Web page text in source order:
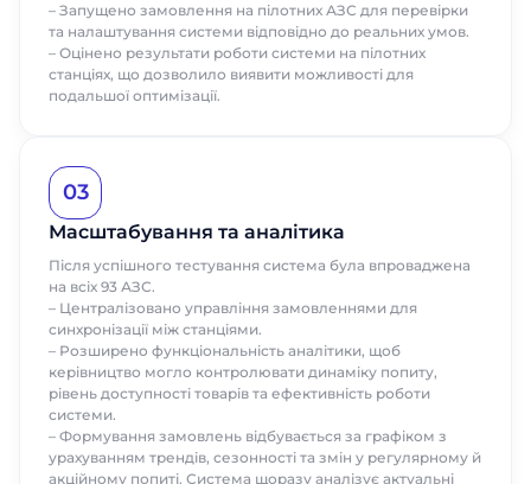
Відправити
– Запущено замовлення на пілотних АЗС для перевірки
та налаштування системи відповідно до реальних умов.
– Оцінено результати роботи системи на пілотних
станціях, що дозволило виявити можливості для
подальшої оптимізації.
03
Масштабування та аналітика
Після успішного тестування система була впроваджена
на всіх 93 АЗС.
– Централізовано управління замовленнями для
синхронізації між станціями.
– Розширено функціональність аналітики, щоб
керівництво могло контролювати динаміку попиту,
рівень доступності товарів та ефективність роботи
системи.
– Формування замовлень відбувається за графіком з
урахуванням трендів, сезонності та змін у регулярному й
акційному попиті. Система щоразу аналізує актуальні
Відправити
Відправити